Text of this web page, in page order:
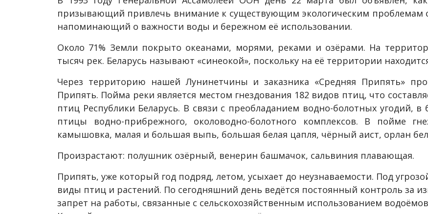
призывающий привлечь внимание к существующим экологическим проблемам
напоминающий о важности воды и бережном её использовании.
Около 71% Земли покрыто океанами, морями, реками и озёрами. На
тысяч рек. Беларусь называют «синеокой», поскольку на её территории
Через территорию нашей Лунинетчины и заказника «Средняя Припять»
Припять. Пойма реки является местом гнездования 182 видов птиц, что
птиц Республики Беларусь. В связи с преобладанием водно-болотных угодий,
птицы водно-прибрежного, околоводно-болотного комплексов. В пойме
камышовка, малая и большая выпь, большая белая цапля, чёрный аист, орлан
Произрастают: полушник озёрный, венерин башмачок, сальвиния плавающая.
Припять, уже который год подряд, летом, усыхает до неузнаваемости. Под
виды птиц и растений. По сегодняшний день ведётся постоянный контроль за
запрет на работы, связанные с сельскохозяйственным использованием